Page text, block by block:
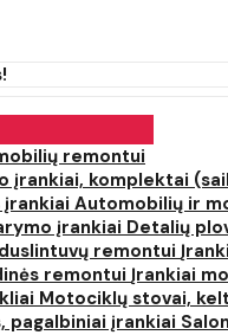
remontui
įrankiai, komplektai
Automobilių ir
įrankiai Detalių
remontui
remontui Įrankiai
Motociklų stovai,
pagalbiniai įrankiai